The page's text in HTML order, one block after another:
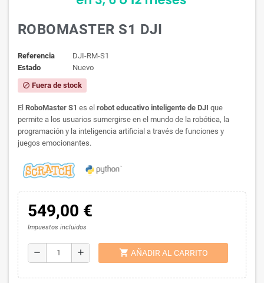
ROBOMASTER S1 DJI
Referencia
DJI-RM-S1
Estado
Nuevo
block Fuera de stock
El RoboMaster S1 es el robot educativo inteligente de DJI que
permite a los usuarios sumergirse en el mundo de la robótica, la
programación y la inteligencia artificial a través de funciones y
juegos emocionantes.
549,00 €
Impuestos incluidos
remove add shopping_cart AÑADIR AL CARRITO